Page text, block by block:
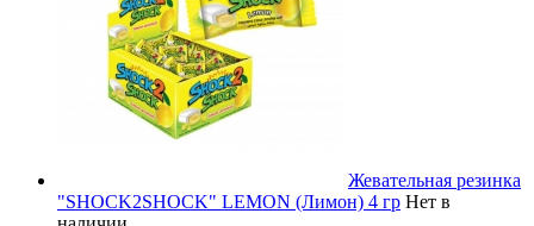
Жевательная резинка
"SHOCK2SHOCK" LEMON (Лимон) 4 гр Нет в